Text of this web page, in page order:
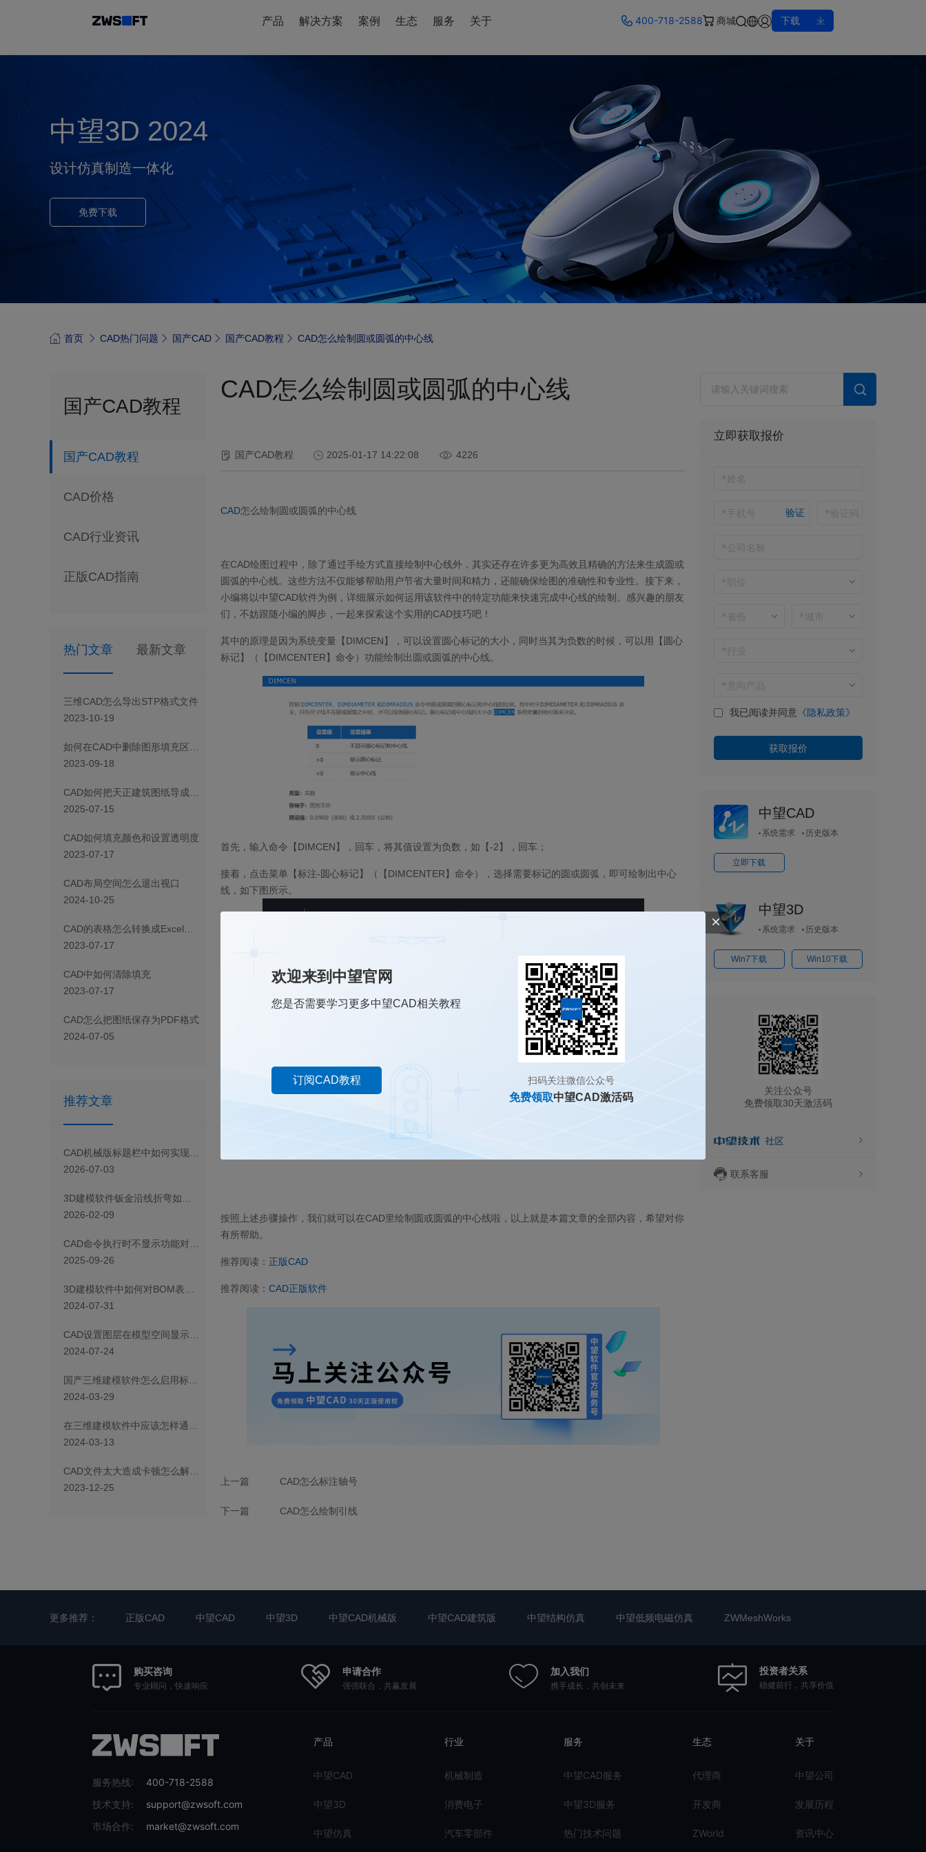
产品 解决方案 案例 生态 服务 关于 400-718-2588 商城 下载
中望3D 2024
设计仿真制造一体化
免费下载
首页 CAD热门问题 国产CAD 国产CAD教程 CAD怎么绘制圆或圆弧的中心线
国产CAD教程
国产CAD教程
CAD价格
CAD行业资讯
正版CAD指南
热门文章 最新文章
三维CAD怎么导出STP格式文件
2023-10-19
如何在CAD中删除图形填充区域的一部分
2023-09-18
CAD如何把天正建筑图纸导成天正T3/T8/T9格式版本
2025-07-15
CAD如何填充颜色和设置透明度
2023-07-17
CAD布局空间怎么退出视口
2024-10-25
CAD 的表格怎么转换成Excel表格
2023-07-17
CAD 中如何清除填充
2023-07-17
CAD怎么把图纸保存为PDF格式
2024-07-05
推荐文章
CAD机械版标题栏中如何实现字段内容的自动组合？
2026-07-03
3D建模软件钣金沿线折弯如何创建小角度凸缘
2026-02-09
CAD命令执行时不显示功能对话框是为什么
2025-09-26
3D建模软件中如何对BOM表过滤属性
2024-07-31
CAD设置图层在模型空间显示且不显示于布局空间的特定视口内的操作方法
2024-07-24
国产三维建模软件怎么启用标准件库
2024-03-29
在三维建模软件中应该怎样通过布尔减运算实现反向切除？
2024-03-13
CAD文件太大造成卡顿怎么解决？
2023-12-25
CAD怎么绘制圆或圆弧的中心线
国产CAD教程 2025-01-17 14:22:08 4226
CAD怎么绘制圆或圆弧的中心线
在CAD绘图过程中，除了通过手绘方式直接绘制中心线外，其实还存在许多更为高效且精确的方法来生成圆或
圆弧的中心线。这些方法不仅能够帮助用户节省大量时间和精力，还能确保绘图的准确性和专业性。接下来，
小编将以中望CAD软件为例，详细展示如何运用该软件中的特定功能来快速完成中心线的绘制。感兴趣的朋友
们，不妨跟随小编的脚步，一起来探索这个实用的CAD技巧吧！
其中的原理是因为系统变量【DIMCEN】，可以设置圆心标记的大小，同时当其为负数的时候，可以用【圆心
标记】（【DIMCENTER】命令）功能绘制出圆或圆弧的中心线。
首先，输入命令【DIMCEN】，回车，将其值设置为负数，如【-2】，回车；
接着，点击菜单【标注-圆心标记】（【DIMCENTER】命令），选择需要标记的圆或圆弧，即可绘制出中心
线，如下图所示。
按照上述步骤操作，我们就可以在CAD里绘制圆或圆弧的中心线啦，以上就是本篇文章的全部内容，希望对你
有所帮助。
推荐阅读： 正版CAD
推荐阅读： CAD正版软件
上一篇 CAD怎么标注轴号
下一篇 CAD怎么绘制引线
立即获取报价
验证
我已阅读并同意 《隐私政策》
中望CAD
系统需求 历史版本
立即下载
中望3D
系统需求 历史版本
Win7下载 Win10下载
关注公众号
免费领取30天激活码
联系客服
更多推荐： 正版CAD 中望CAD 中望3D 中望CAD机械版 中望CAD建筑版 中望结构仿真 中望低频电磁仿真 ZWMeshWorks
欢迎来到中望官网
您是否需要学习更多中望CAD相关教程
订阅CAD教程 扫码关注微信公众号
免费领取中望CAD激活码
购买咨询
专业顾问，快速响应
申请合作
强强联合，共赢发展
加入我们
携手成长，共创未来
投资者关系
稳健前行，共享价值
服务热线:
400-718-2588
技术支持:
support@zwsoft.com
市场合作:
market@zwsoft.com
产品
中望CAD
中望3D
中望仿真
行业
机械制造
消费电子
汽车零部件
服务
中望CAD服务
中望3D服务
热门技术问题
生态
代理商
开发商
ZWorld
关于
中望公司
发展历程
资讯中心